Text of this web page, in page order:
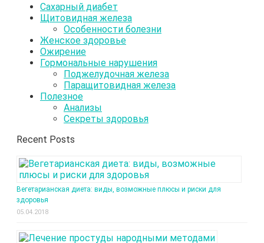
Сахарный диабет
Щитовидная железа
Особенности болезни
Женское здоровье
Ожирение
Гормональные нарушения
Поджелудочная железа
Паращитовидная железа
Полезное
Анализы
Секреты здоровья
Recent Posts
Вегетарианская диета: виды, возможные плюсы и риски для
здоровья
05.04.2018